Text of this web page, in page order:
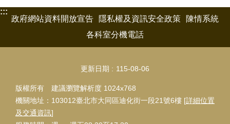
:::
政府網站資料開放宣告
隱私權及資訊安全政策
陳情系統
各科室分機電話
更新日期 115-08-06
版權所有 建議瀏覽解析度 1024x768
機關地址：103012臺北市大同區迪化街一段21號6樓 [詳細位置
及交通資訊]